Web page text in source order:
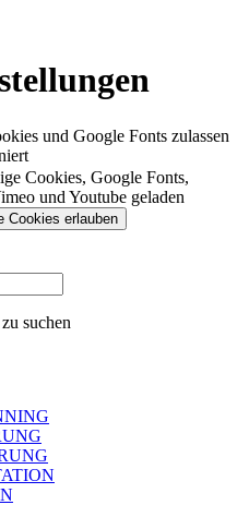
und Google Fonts zulassen
Cookies, Google Fonts,
und Youtube geladen
suchen